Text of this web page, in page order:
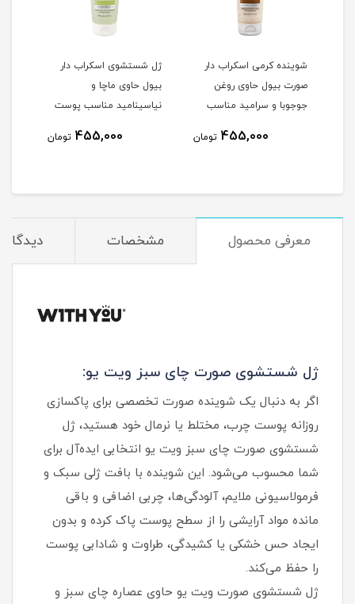
شوینده کرمی اسکراب دار
صورت بیول حاوی روغن
جوجوبا و سرامید مناسب
455,000 تومان
ژل شستشوی اسکراب دار
بیول حاوی ماچا و
نیاسینامید مناسب پوست
455,000 تومان
معرفی محصول مشخصات
ژل شستشوی صورت چای سبز ویت یو:
اگر به دنبال یک شوینده صورت تخصصی برای پاکسازی
روزانه پوست چرب، مختلط یا نرمال خود هستید، ژل
شستشوی صورت چای سبز ویت یو انتخابی ایده‌آل برای
شما محسوب می‌شود. این شوینده با بافت ژلی سبک و
فرمولاسیونی ملایم، آلودگی‌ها، چربی اضافی و باقی
مانده مواد آرایشی را از سطح پوست پاک کرده و بدون
ایجاد حس خشکی یا کشیدگی، طراوت و شادابی پوست
را حفظ می‌کند.
ژل شستشوی صورت ویت یو حاوی عصاره چای سبز و